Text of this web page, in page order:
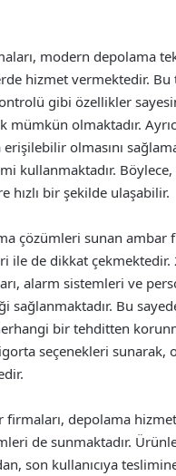
modern depolama
hizmet vermektedir. Bu
gibi özellikler
mümkün olmaktadır.
olmasını
kullanmaktadır.
hızlı bir şekilde ulaşabilir.
çözümleri sunan ambar
ile de dikkat çekmektedir.
alarm sistemleri ve
sağlanmaktadır. Bu
bir tehditten
seçenekleri sunarak,
firmaları, depolama
de sunmaktadır.
son kullanıcıya